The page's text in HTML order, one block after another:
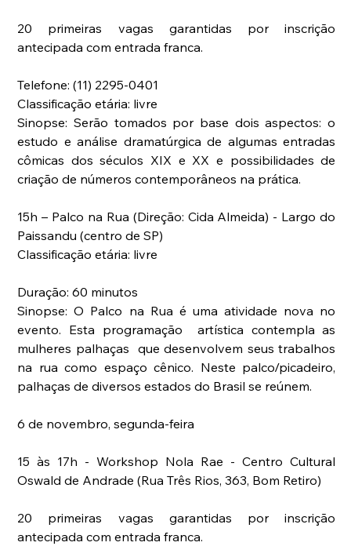
20 primeiras vagas garantidas por inscrição
antecipada com entrada franca.
Telefone: (11) 2295-0401
Classificação etária: livre
Sinopse: Serão tomados por base dois aspectos: o
estudo e análise dramatúrgica de algumas entradas
cômicas dos séculos XIX e XX e possibilidades de
criação de números contemporâneos na prática.
15h – Palco na Rua (Direção: Cida Almeida) - Largo do
Paissandu (centro de SP)
Classificação etária: livre
Duração: 60 minutos
Sinopse: O Palco na Rua é uma atividade nova no
evento. Esta programação  artística contempla as
mulheres palhaças  que desenvolvem seus trabalhos
na rua como espaço cênico. Neste palco/picadeiro,
palhaças de diversos estados do Brasil se reúnem.
6 de novembro, segunda-feira
15 às 17h - Workshop Nola Rae - Centro Cultural
Oswald de Andrade (Rua Três Rios, 363, Bom Retiro)
20 primeiras vagas garantidas por inscrição
antecipada com entrada franca.